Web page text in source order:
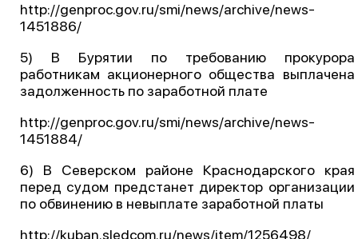
http://genproc.gov.ru/smi/news/archive/news-
1451886/
5) В Бурятии по требованию прокурора
работникам акционерного общества выплачена
задолженность по заработной плате
http://genproc.gov.ru/smi/news/archive/news-
1451884/
6) В Северском районе Краснодарского края
перед судом предстанет директор организации
по обвинению в невыплате заработной платы
http://kuban.sledcom.ru/news/item/1256498/